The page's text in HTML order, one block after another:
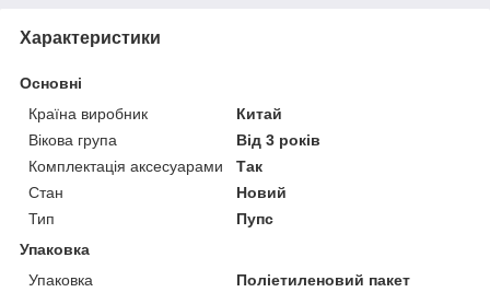
Характеристики
Основні
Країна виробник
Китай
Вікова група
Від 3 років
Комплектація аксесуарами
Так
Стан
Новий
Тип
Пупс
Упаковка
Упаковка
Поліетиленовий пакет